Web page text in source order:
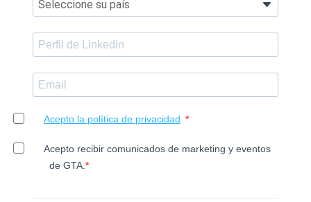
Acepto la política de privacidad
Acepto recibir comunicados de marketing y eventos
de GTA.